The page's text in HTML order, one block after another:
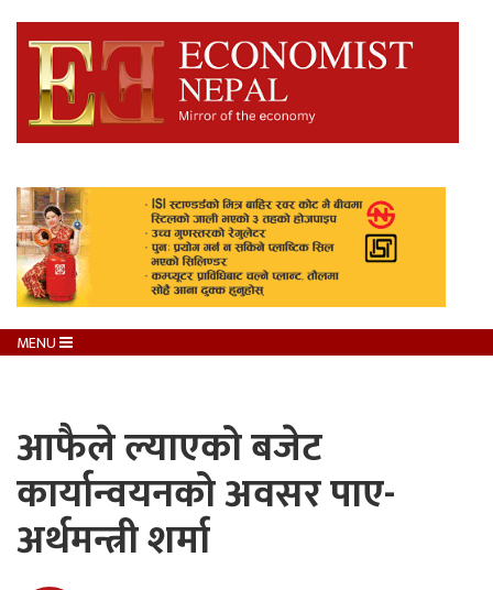
MENU
आफैले ल्याएको बजेट
कार्यान्वयनको अवसर पाए-
अर्थमन्त्री शर्मा